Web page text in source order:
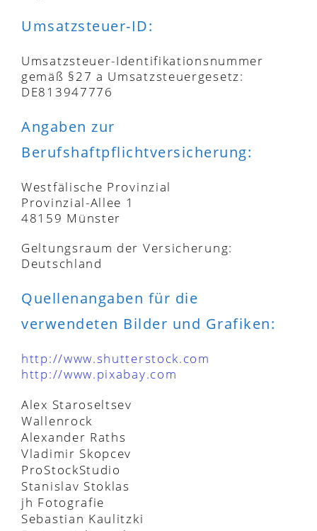
Umsatzsteuer-ID:
Umsatzsteuer-Identifikationsnummer
gemäß §27 a Umsatzsteuergesetz:
DE813947776
Angaben zur
Berufshaftpflichtversicherung:
Westfälische Provinzial
Provinzial-Allee 1
48159 Münster
Geltungsraum der Versicherung:
Deutschland
Quellenangaben für die
verwendeten Bilder und Grafiken:
http://www.shutterstock.com
http://www.pixabay.com
Alex Staroseltsev
Wallenrock
Alexander Raths
Vladimir Skopcev
ProStockStudio
Stanislav Stoklas
jh Fotografie
Sebastian Kaulitzki